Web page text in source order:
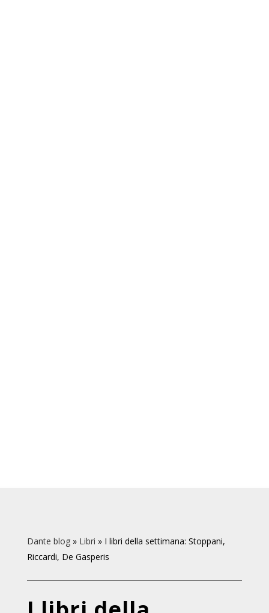
Dante blog» Libri » I libri della settimana: Stoppani,
Riccardi, De Gasperis